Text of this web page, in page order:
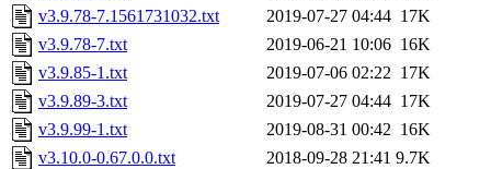
v3.9.78-7.1561731032.txt
2019-07-27 04:44 17K
v3.9.78-7.txt
2019-06-21 10:06 16K
v3.9.85-1.txt
2019-07-06 02:22 17K
v3.9.89-3.txt
2019-07-27 04:44 17K
v3.9.99-1.txt
2019-08-31 00:42 16K
v3.10.0-0.67.0.0.txt
2018-09-28 21:41 9.7K